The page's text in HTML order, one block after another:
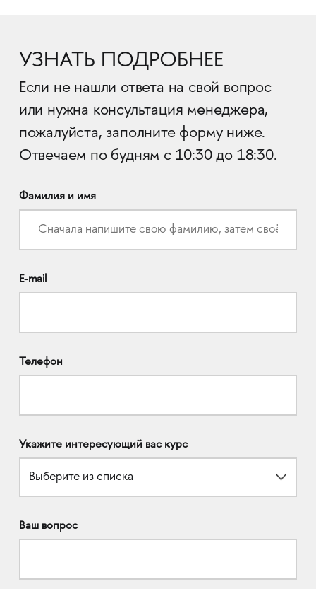
УЗНАТЬ ПОДРОБНЕЕ
Если не нашли ответа на свой вопрос
или нужна консультация менеджера,
пожалуйста, заполните форму ниже.
Отвечаем по будням с 10:30 до 18:30.
Фамилия и имя
E-mail
Телефон
Укажите интересующий вас курс
Выберите из списка
Ваш вопрос